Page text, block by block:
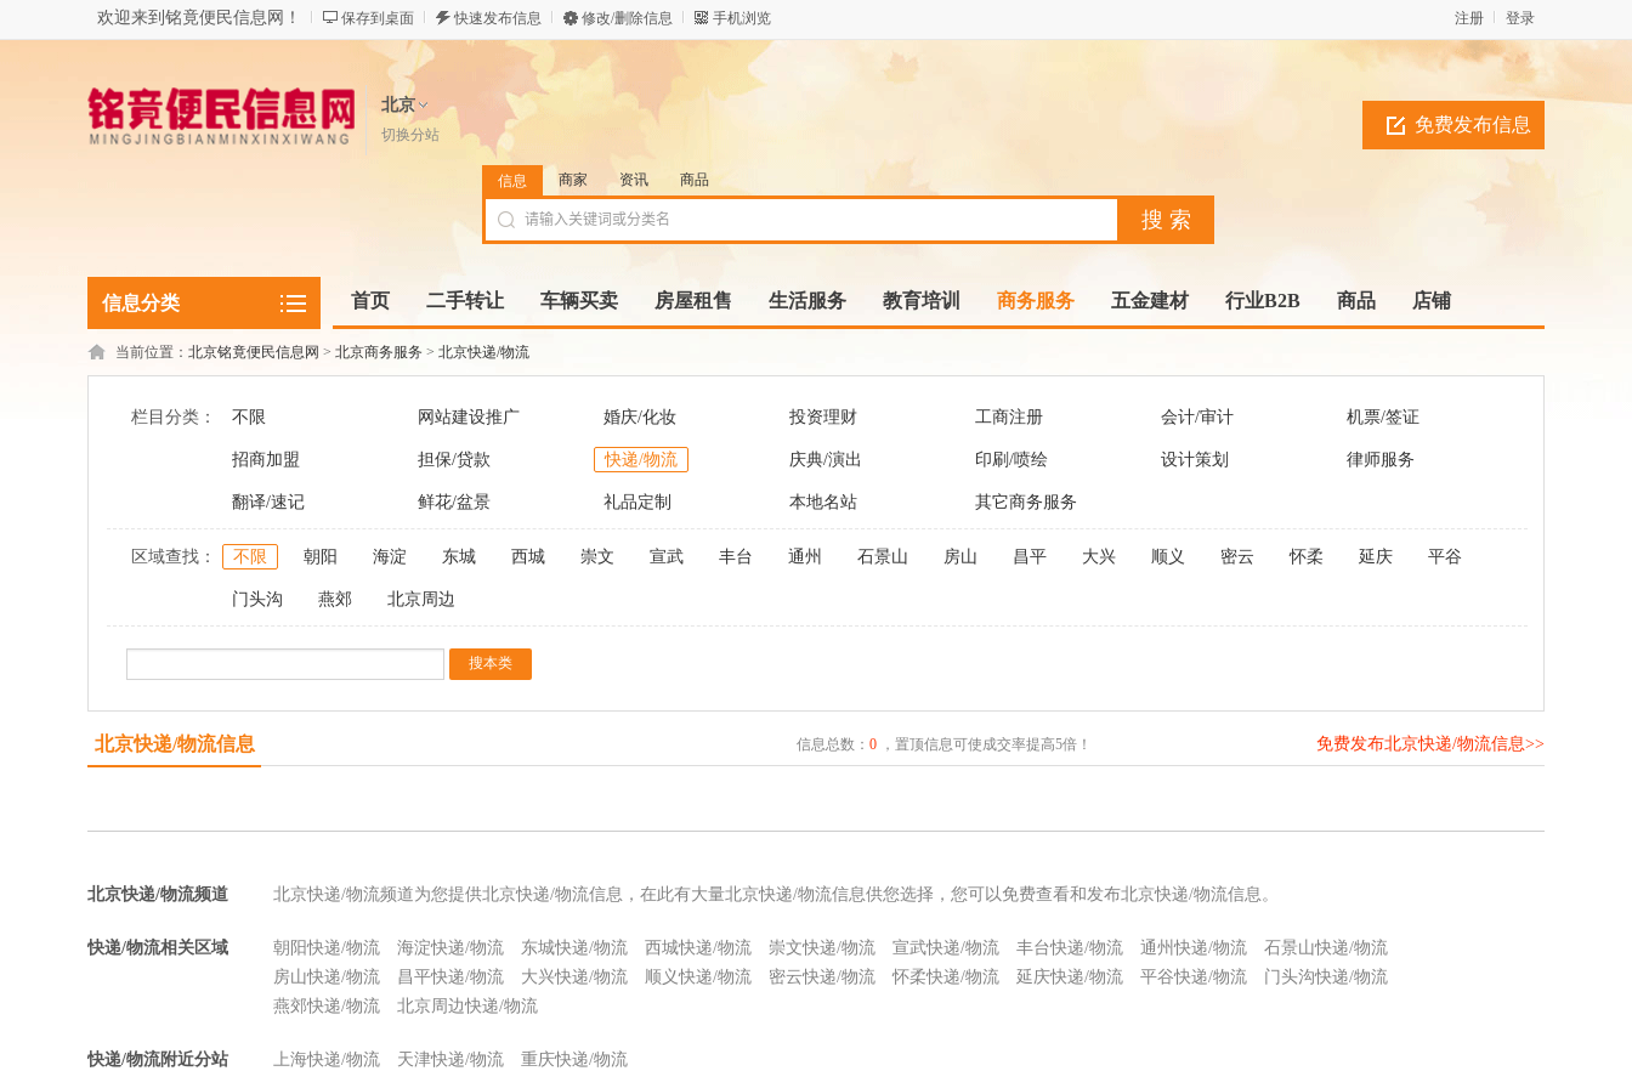
欢迎来到铭竟便民信息网！ 保存到桌面 快速发布信息 修改/删除信息 手机浏览 登录
注册
北京
切换分站 免费发布信息
信息 商家 资讯 商品
信息分类 首页 二手转让 车辆买卖 房屋租售 生活服务 教育培训 商务服务 五金建材 行业B2B 商品 店铺
当前位置： 北京铭竟便民信息网 > 北京商务服务 > 北京快递/物流
栏目分类： 不限 网站建设推广 婚庆/化妆 投资理财 工商注册 会计/审计 机票/签证
招商加盟 担保/贷款 快递/物流 庆典/演出 印刷/喷绘 设计策划 律师服务
翻译/速记 鲜花/盆景 礼品定制 本地名站 其它商务服务
区域查找： 不限 朝阳 海淀 东城 西城 崇文 宣武 丰台 通州 石景山 房山 昌平 大兴 顺义 密云 怀柔 延庆 平谷
门头沟 燕郊 北京周边
北京快递/物流信息 信息总数： 0，置顶信息可使成交率提高5倍！ 免费发布北京快递/物流信息>>
北京快递/物流频道 北京快递/物流频道为您提供北京快递/物流信息，在此有大量北京快递/物流信息供您选择，您可以免费查看和发布北京快递/物流信息。
快递/物流相关区域 朝阳快递/物流 海淀快递/物流 东城快递/物流 西城快递/物流 崇文快递/物流 宣武快递/物流 丰台快递/物流 通州快递/物流
石景山快递/物流
房山快递/物流
昌平快递/物流 大兴快递/物流 顺义快递/物流 密云快递/物流 怀柔快递/物流 延庆快递/物流 平谷快递/物流
门头沟快递/物流
燕郊快递/物流
北京周边快递/物流
快递/物流附近分站 上海快递/物流 天津快递/物流 重庆快递/物流